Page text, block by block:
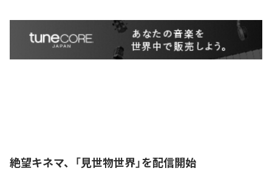
絶望キネマ、「見世物世界」を配信開始